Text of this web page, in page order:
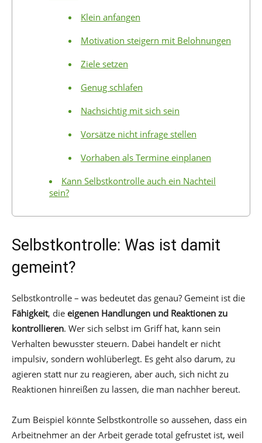
Klein anfangen
Motivation steigern mit Belohnungen
Ziele setzen
Genug schlafen
Nachsichtig mit sich sein
Vorsätze nicht infrage stellen
Vorhaben als Termine einplanen
Kann Selbstkontrolle auch ein Nachteil
sein?
Selbstkontrolle: Was ist damit
gemeint?
Selbstkontrolle – was bedeutet das genau? Gemeint ist die
Fähigkeit, die eigenen Handlungen und Reaktionen zu
kontrollieren. Wer sich selbst im Griff hat, kann sein
Verhalten bewusster steuern. Dabei handelt er nicht
impulsiv, sondern wohlüberlegt. Es geht also darum, zu
agieren statt nur zu reagieren, aber auch, sich nicht zu
Reaktionen hinreißen zu lassen, die man nachher bereut.
Zum Beispiel könnte Selbstkontrolle so aussehen, dass ein
Arbeitnehmer an der Arbeit gerade total gefrustet ist, weil